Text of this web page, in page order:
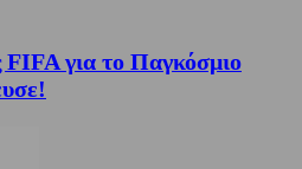
FIFA για το Παγκόσμιο